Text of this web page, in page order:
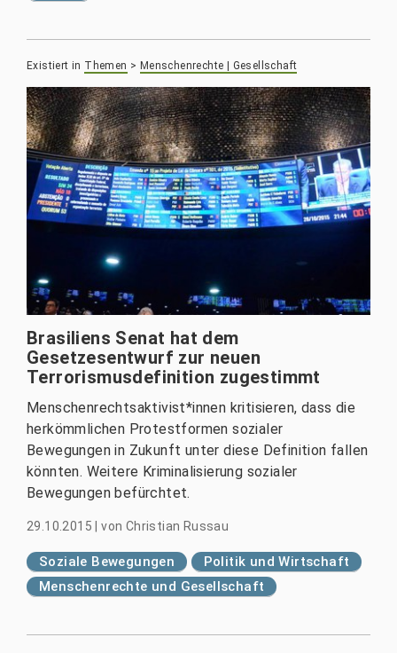
Existiert in Themen > Menschenrechte | Gesellschaft
Brasiliens Senat hat dem
Gesetzesentwurf zur neuen
Terrorismusdefinition zugestimmt
Menschenrechtsaktivist*innen kritisieren, dass die
herkömmlichen Protestformen sozialer
Bewegungen in Zukunft unter diese Definition fallen
könnten. Weitere Kriminalisierung sozialer
Bewegungen befürchtet.
29.10.2015 |von Christian Russau
Soziale Bewegungen
Politik und Wirtschaft
Menschenrechte und Gesellschaft